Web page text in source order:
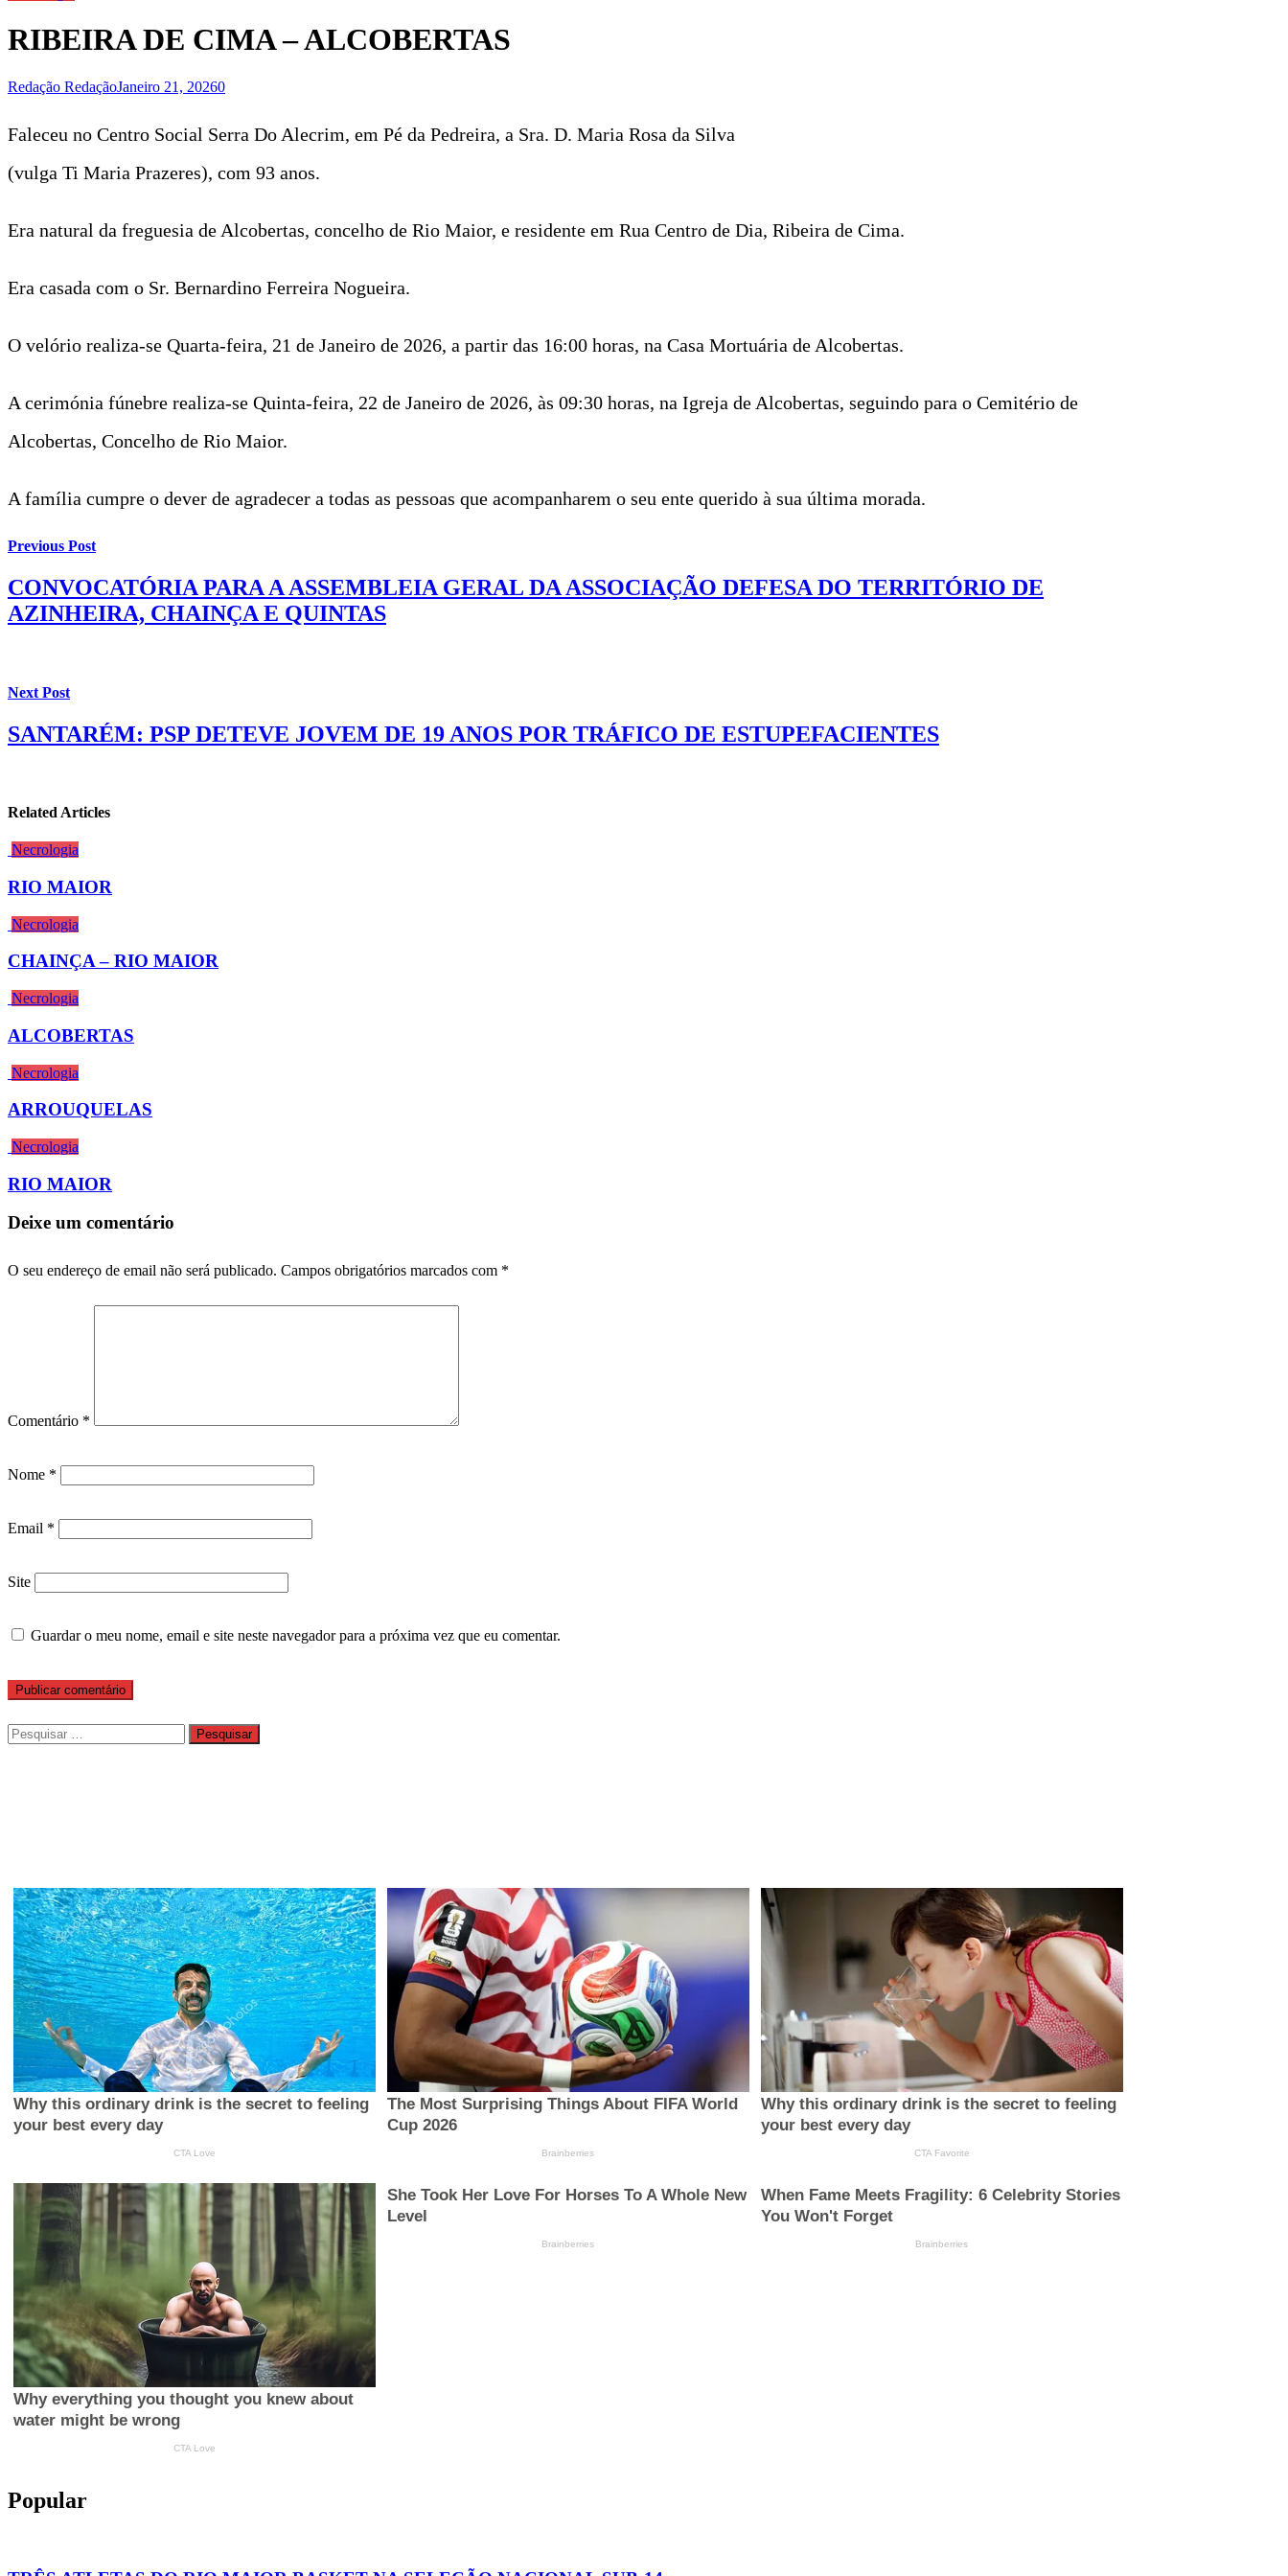
RIBEIRA DE CIMA – ALCOBERTAS
Redação RedaçãoJaneiro 21, 20260
Faleceu no Centro Social Serra Do Alecrim, em Pé da Pedreira, a Sra. D. Maria Rosa da Silva
(vulga Ti Maria Prazeres), com 93 anos.
Era natural da freguesia de Alcobertas, concelho de Rio Maior, e residente em Rua Centro de Dia, Ribeira de Cima.
Era casada com o Sr. Bernardino Ferreira Nogueira.
O velório realiza-se Quarta-feira, 21 de Janeiro de 2026, a partir das 16:00 horas, na Casa Mortuária de Alcobertas.
A cerimónia fúnebre realiza-se Quinta-feira, 22 de Janeiro de 2026, às 09:30 horas, na Igreja de Alcobertas, seguindo para o Cemitério de
Alcobertas, Concelho de Rio Maior.
A família cumpre o dever de agradecer a todas as pessoas que acompanharem o seu ente querido à sua última morada.
Previous Post
CONVOCATÓRIA PARA A ASSEMBLEIA GERAL DA ASSOCIAÇÃO DEFESA DO TERRITÓRIO DE
AZINHEIRA, CHAINÇA E QUINTAS
Next Post
SANTARÉM: PSP DETEVE JOVEM DE 19 ANOS POR TRÁFICO DE ESTUPEFACIENTES
Related Articles
Necrologia
RIO MAIOR
Necrologia
CHAINÇA – RIO MAIOR
Necrologia
ALCOBERTAS
Necrologia
ARROUQUELAS
Necrologia
RIO MAIOR
Deixe um comentário
O seu endereço de email não será publicado. Campos obrigatórios marcados com *
Comentário *
Nome *
Email *
Site
Guardar o meu nome, email e site neste navegador para a próxima vez que eu comentar.
Pesquisar
por:
Popular